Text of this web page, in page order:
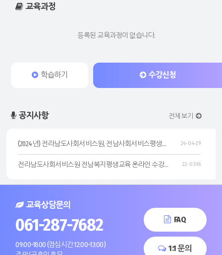
교육과정
등록된 교육과정이 없습니다.
학습하기 수강신청
공지사항 전체 보기
(2024년) 전라남도사회서비스원, 전남사회서비스평생교육 온라인 수강방법 안내 - (예시) 급여제공지침교육 24-04-29
전라남도사회서비스원 전남복지평생교육 온라인 수강방법 안내 22-03-16
교육상담문의
061-287-7682
09:00~1800 (점심시간 12:00~13:00)
FAQ
1:1 문의